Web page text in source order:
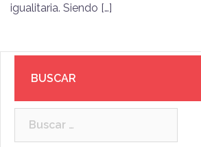
igualitaria. Siendo […]
BUSCAR